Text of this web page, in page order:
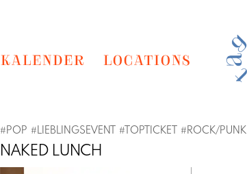
KALENDER LOCATIONS
#POP #LIEBLINGSEVENT # TOPTICKET #ROCK/PUNK
NAKED LUNCH